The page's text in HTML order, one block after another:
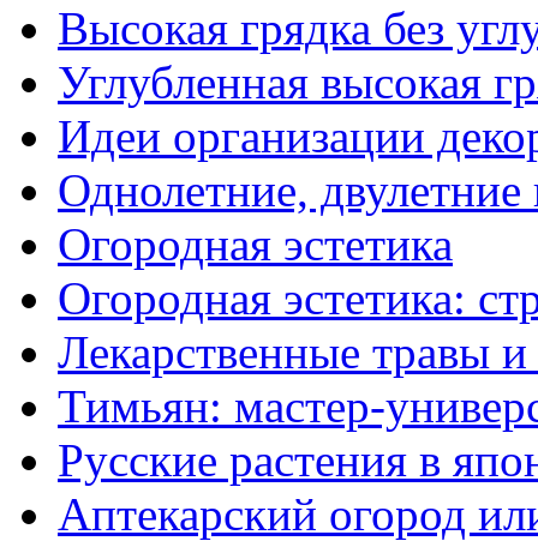
Высокая грядка без
Углубленная высокая
Идеи организации
Однолетние,
Огородная эстетика
Огородная эстетика:
Лекарственные травы и
Тимьян: мастер-
Русские растения в
Аптекарский огород